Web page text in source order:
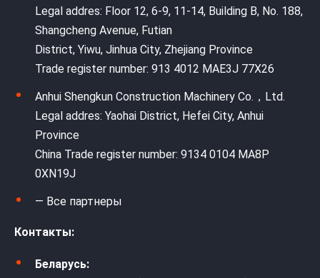
Legal addres: Floor 12, 6-9, 11-14, Building B, No. 188,
Shangcheng Avenue, Futian
District, Yiwu, Jinhua City, Zhejiang Province
Trade register number: 913 4012 MAE3J 77X26
Anhui Shengkun Construction Machinery Co.，Ltd.
Legal addres: Yaohai District, Hefei City, Anhui
Province
China Trade register number: 9134 0104 MA8P
0XN19J
— Все партнеры
Контакты:
Беларусь: